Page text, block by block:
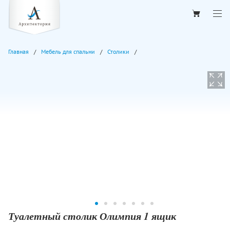
Главная Мебель для спальни Столики
Туалетный столик Олимпия 1 ящик